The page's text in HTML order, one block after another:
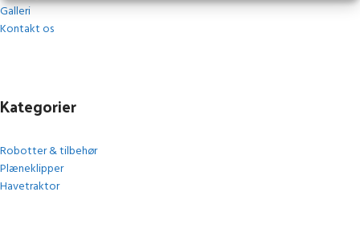
Galleri
Kontakt os
Kategorier
Robotter & tilbehør
Plæneklipper
Havetraktor